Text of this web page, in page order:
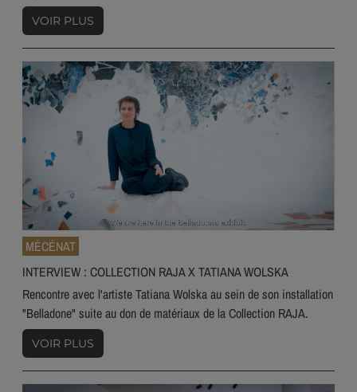
VOIR PLUS
MÉCÉNAT
INTERVIEW : COLLECTION RAJA X TATIANA WOLSKA
Rencontre avec l'artiste Tatiana Wolska au sein de son installation
"Belladone" suite au don de matériaux de la Collection RAJA.
VOIR PLUS